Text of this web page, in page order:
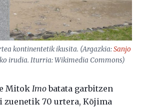
kontinentetik ikusita. (Argazkia:Sanjo
irudia. Iturria: Wikimedia Commons)
MitokImobatata garbitzen
zuenetik 70 urtera, Kōjima